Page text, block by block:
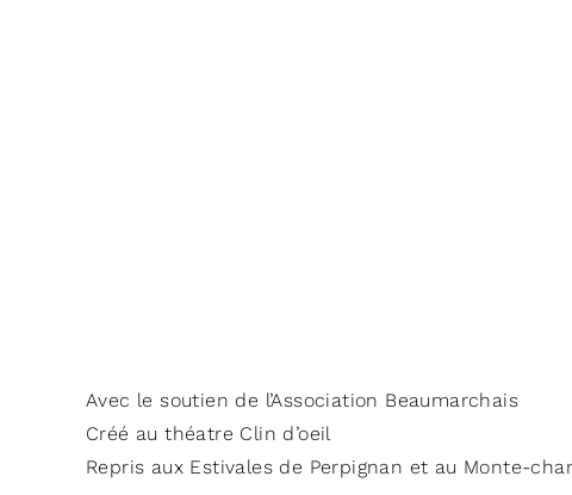
Avec le soutien de l’Association Beaumarchais
Créé au théatre Clin d’oeil
Repris aux Estivales de Perpignan et au Monte-